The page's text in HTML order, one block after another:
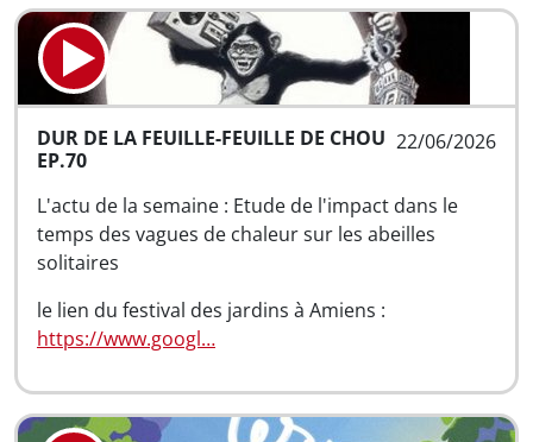
22/06/2026
DUR DE LA FEUILLE-FEUILLE DE CHOU
EP.70
L'actu de la semaine : Etude de l'impact dans le
temps des vagues de chaleur sur les abeilles
solitaires
le lien du festival des jardins à Amiens :
https://www.googl…